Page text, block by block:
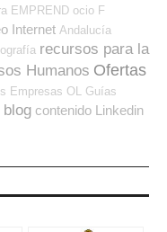
EMPREND ocio F
Internet Andalucía
recursos para la
Humanos Ofertas
Empresas OL
Guías
blog contenido Linkedin